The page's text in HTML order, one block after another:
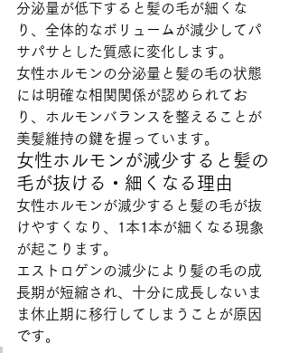
分泌量が低下すると髪の毛が細くな
り、全体的なボリュームが減少してパ
サパサとした質感に変化します。
女性ホルモンの分泌量と髪の毛の状態
には明確な相関関係が認められてお
り、ホルモンバランスを整えることが
美髪維持の鍵を握っています。
女性ホルモンが減少すると髪の
毛が抜ける・細くなる理由
女性ホルモンが減少すると髪の毛が抜
けやすくなり、1本1本が細くなる現象
が起こります。
エストロゲンの減少により髪の毛の成
長期が短縮され、十分に成長しないま
ま休止期に移行してしまうことが原因
です。